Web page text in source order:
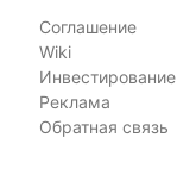
Соглашение
Wiki
Инвестирование
Реклама
Обратная связь